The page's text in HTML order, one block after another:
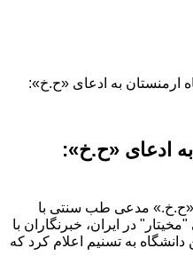
ارمنستان به ادعای «ح.خ»:
ادعای «ح.خ»:
«ح.خ.» مدعی طب سنتی با
در ایران، خبرنگاران با
دانشگاه به تسنیم اعلام کرد که